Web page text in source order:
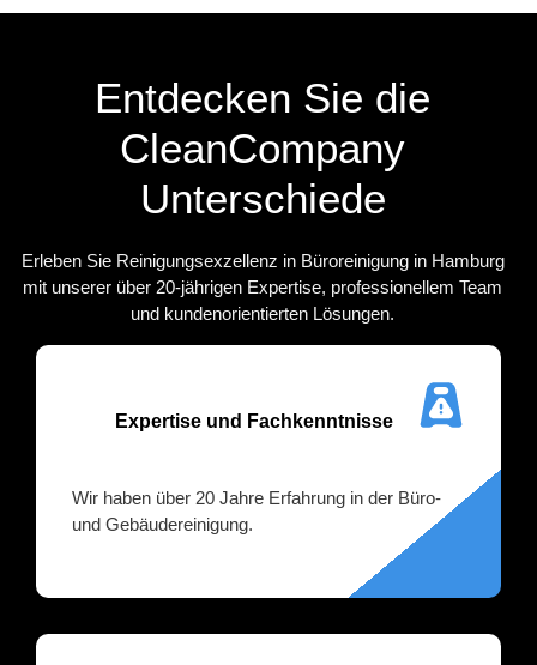
Entdecken Sie die
CleanCompany
Unterschiede
Erleben Sie Reinigungsexzellenz in Büroreinigung in Hamburg
mit unserer über 20-jährigen Expertise, professionellem Team
und kundenorientierten Lösungen.
Expertise und Fachkenntnisse
Wir haben über 20 Jahre Erfahrung in der Büro-
und Gebäudereinigung.